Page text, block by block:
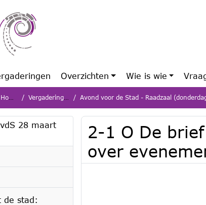
Overzichten Wie is wie
Home Vergaderingen Avond voor de Stad - Raadzaal (donderdag
28 maart
de stad:
2-1 O De
over